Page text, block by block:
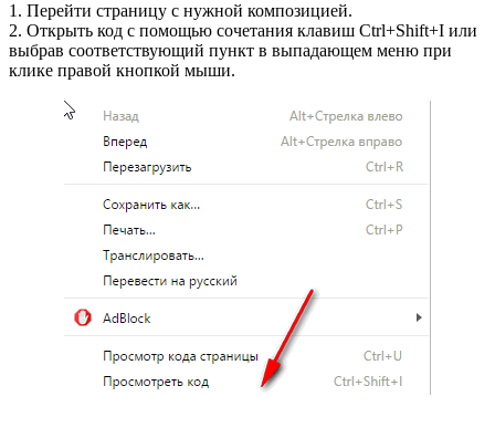
1. Перейти страницу с нужной композицией.
2. Открыть код с помощью сочетания клавиш Ctrl+Shift+I или
выбрав соответствующий пункт в выпадающем меню при
клике правой кнопкой мыши.